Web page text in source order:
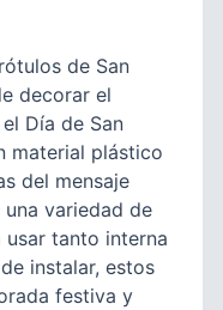
de San
decorar el
Día de San
material plástico
del mensaje
una variedad de
tanto interna
instalar, estos
festiva y